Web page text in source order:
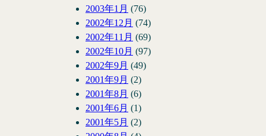
2003年1月 (76)
2002年12月 (74)
2002年11月 (69)
2002年10月 (97)
2002年9月 (49)
2001年9月 (2)
2001年8月 (6)
2001年6月 (1)
2001年5月 (2)